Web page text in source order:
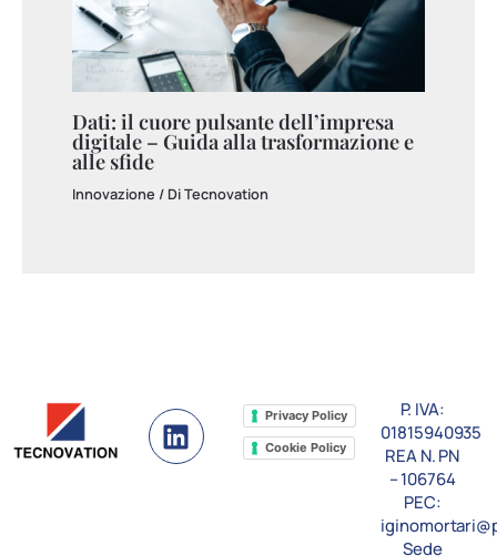
Dati: il cuore pulsante dell’impresa
digitale – Guida alla trasformazione e
alle sfide
Innovazione / DiTecnovation
L
i
n
Privacy Policy
Cookie Policy
P. IVA:
01815940935
REA N. PN
– 106764
PEC:
Sede